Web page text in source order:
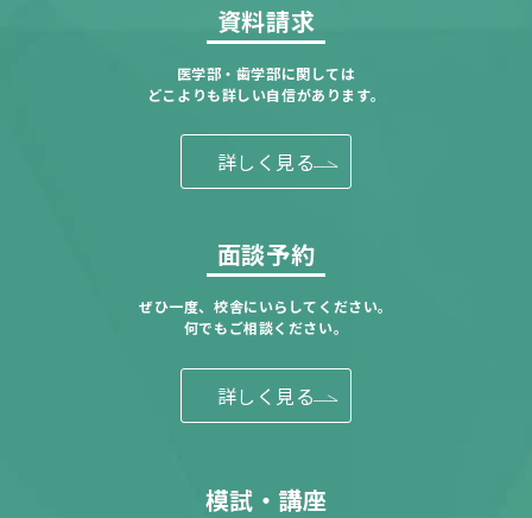
資料請求
医学部・歯学部に関しては
どこよりも詳しい自信があります。
詳しく見る
面談予約
ぜひ一度、校舎にいらしてください。
何でもご相談ください。
詳しく見る
模試・講座